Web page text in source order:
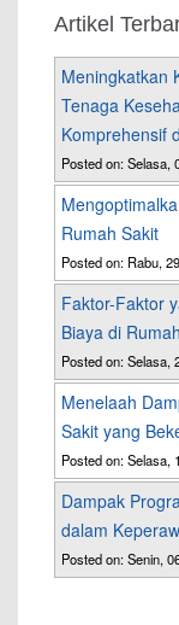
Artikel
Meningkatkan
Tenaga
Komprehensif
Posted on: Selasa,
Rumah Sakit
Posted on: Rabu,
Faktor-Faktor
Biaya di
Posted on: Selasa,
Menelaah
Sakit yang
Posted on: Selasa,
Dampak
dalam
Posted on: Senin,